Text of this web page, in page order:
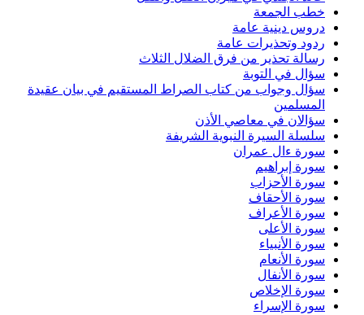
خطب الجمعة
دروس دينية عامة
ردود وتحذيرات عامة
رسالة تحذير من فرق الضلال الثلاث
سؤال في التوبة
سؤال وجواب من كتاب الصراط المستقيم في بيان عقيدة
المسلمين
سؤالان في معاصي الأذن
سلسلة السيرة النبوية الشريفة
سورة ءال عمران
سورة إبراهيم
سورة الأحزاب
سورة الأحقاف
سورة الأعراف
سورة الأعلى
سورة الأنبياء
سورة الأنعام
سورة الأنفال
سورة الإخلاص
سورة الإسراء